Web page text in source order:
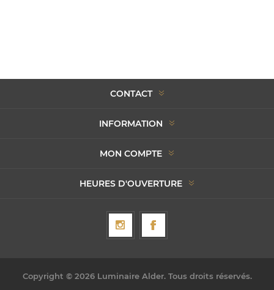
CONTACT
INFORMATION
MON COMPTE
HEURES D'OUVERTURE
Copyright © 2026 Luminaire Alder. Tous droits réservés.